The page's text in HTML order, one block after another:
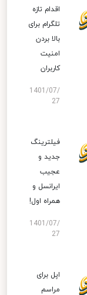
اقدام تازه
تلگرام برای
بالا بردن
امنیت
کاربران
1401/07/
27
فیلترینگ
جدید و
عجیب
ایرانسل و
همراه اول!
1401/07/
27
اپل برای
مراسم